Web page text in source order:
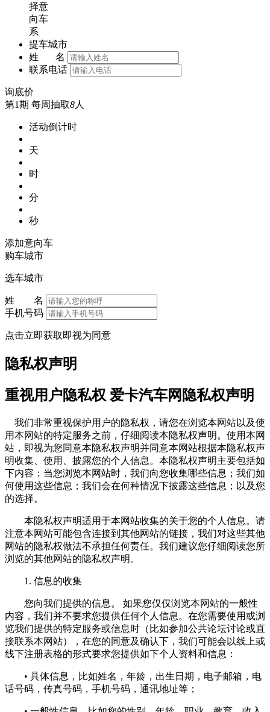
择意
向车
系
提车城市
姓 名
联系电话
询底价
第1期 每周抽取8人
活动倒计时
天
时
分
秒
添加意向车
购车城市
选车城市
姓 名
手机号码
点击立即获取即视为同意
隐私权声明
重视用户隐私权 爱卡汽车网隐私权声明
我们非常重视保护用户的隐私权，请您在浏览本网站以及使
用本网站的特定服务之前，仔细阅读本隐私权声明。使用本网
站，即视为您同意本隐私权声明并同意本网站根据本隐私权声
明收集、使用、披露您的个人信息。本隐私权声明主要包括如
下内容：当您浏览本网站时，我们向您收集哪些信息；我们如
何使用这些信息；我们会在何种情况下披露这些信息；以及您
的选择。
本隐私权声明适用于本网站收集的关于您的个人信息。请
注意本网站可能包含连接到其他网站的链接，我们对这些其他
网站的隐私权做法不承担任何责任。我们建议您仔细阅读您所
浏览的其他网站的隐私权声明。
1. 信息的收集
您向我们提供的信息。 如果您仅仅浏览本网站的一般性
内容，我们并不要求您提供任何个人信息。在您需要使用或浏
览我们提供的特定服务或信息时（比如参加公共论坛讨论或直
接联系本网站），在您的同意及确认下，我们可能会以线上或
线下注册表格的形式要求您提供如下个人资料和信息：
• 具体信息，比如姓名，年龄，出生日期，电子邮箱，电
话号码，传真号码，手机号码，通讯地址等；